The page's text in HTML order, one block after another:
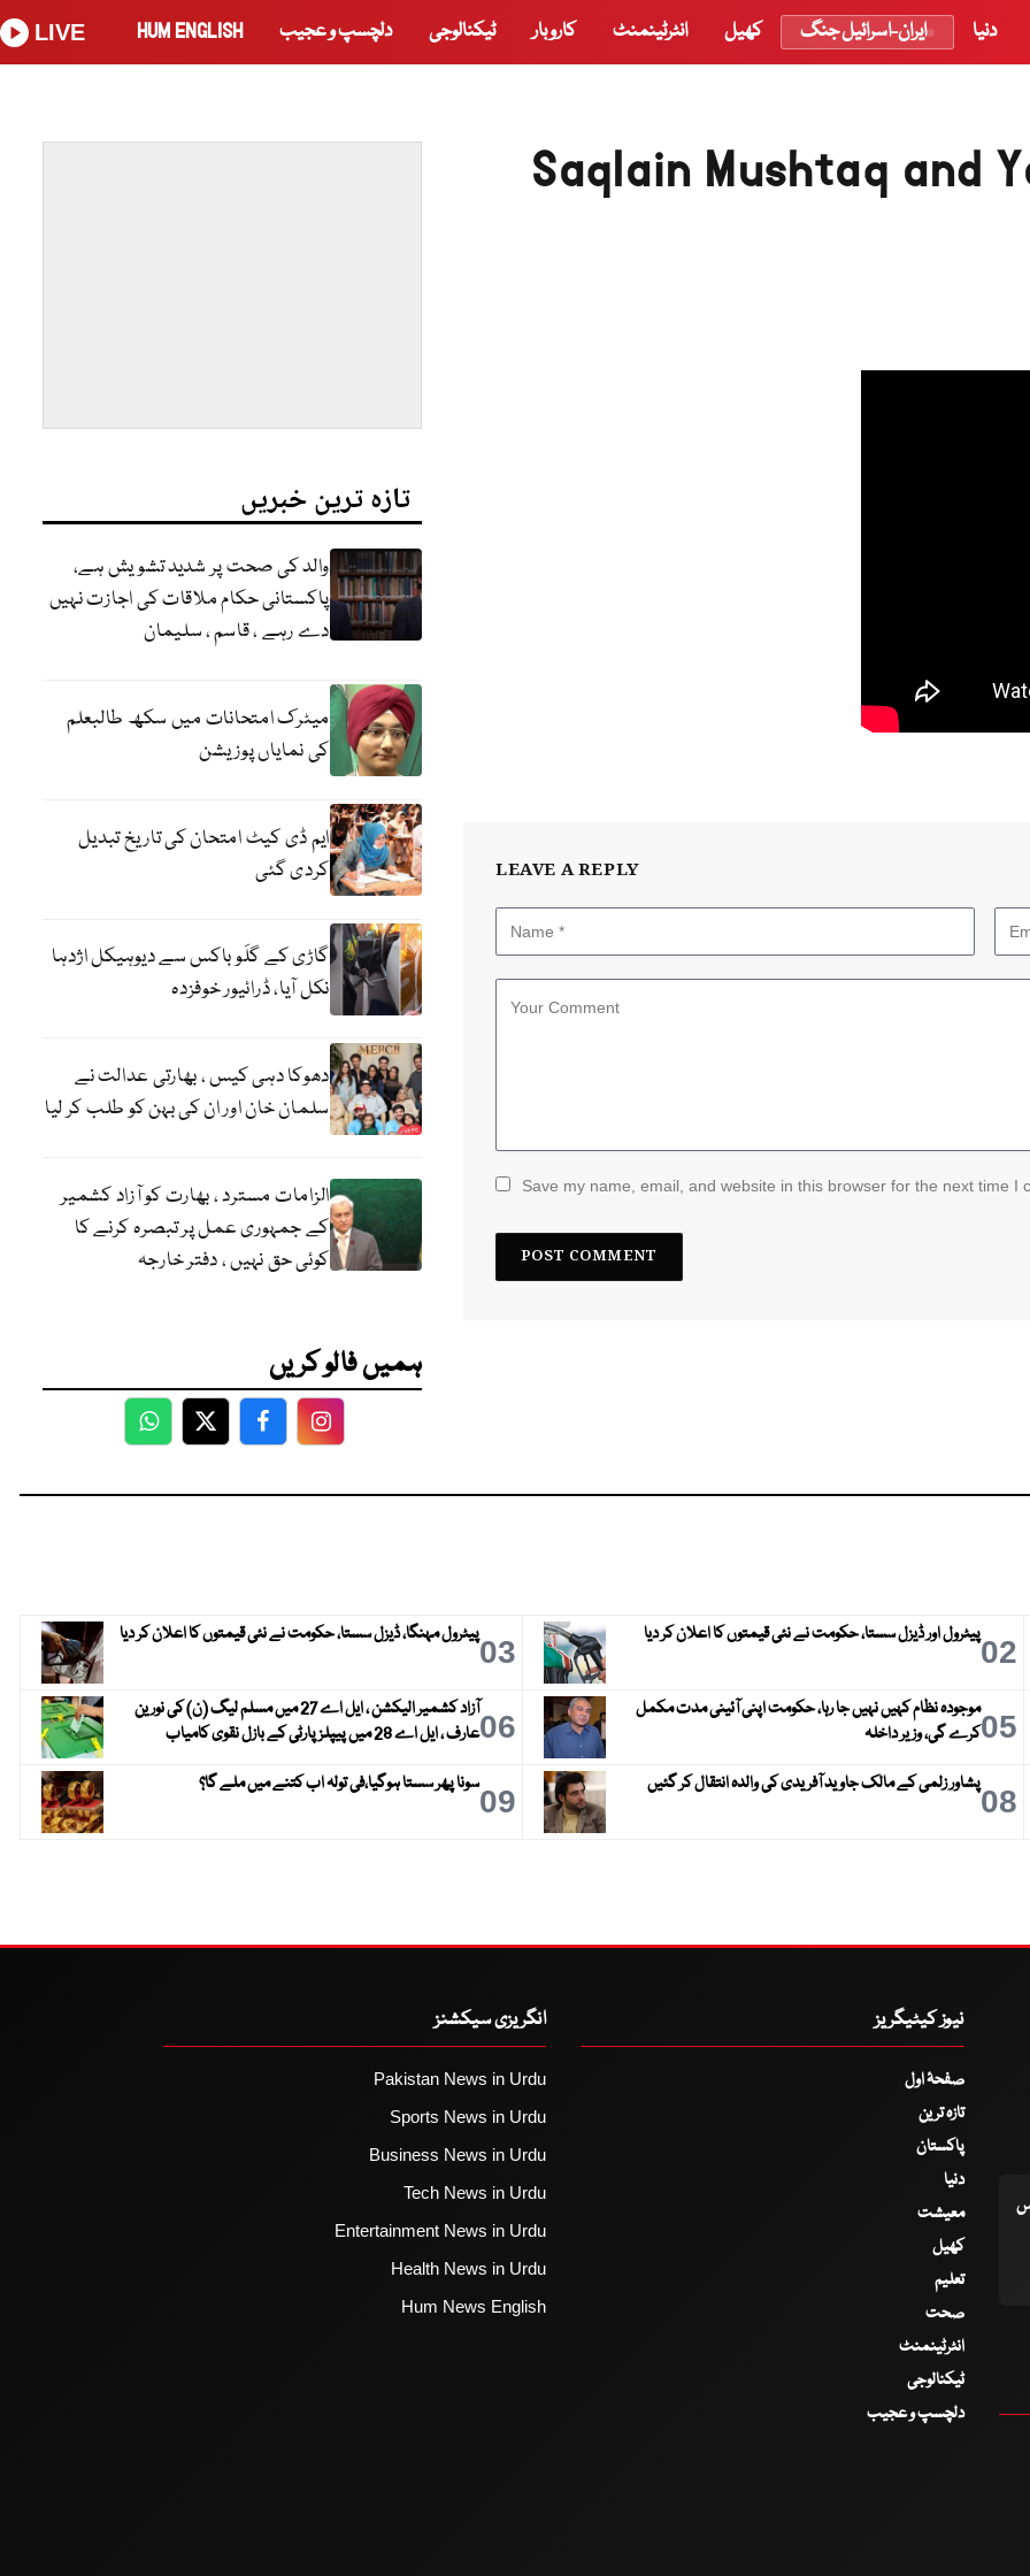
دنیا ایران-اسرائیل جنگ کھیل انٹرٹینمنٹ کاروبار ٹیکنالوجی دلچسپ و عجیب HUM ENGLISH
LIVE
Saqlain Mushtaq and
LEAVE A REPLY
Save my name, email, and website in this browser for the next time I
تازہ ترین خبریں
والد کی صحت پر شدید تشویش ہے،
پاکستانی حکام ملاقات کی اجازت نہیں
دے رہے ، قاسم ، سلیمان
میٹرک امتحانات میں سکھ طالبعلم
کی نمایاں پوزیشن
ایم ڈی کیٹ امتحان کی تاریخ تبدیل
کردی گئی
گاڑی کے گلَو باکس سے دیوہیکل اژدہا
نکل آیا، ڈرائیور خوفزدہ
دھوکا دہی کیس ، بھارتی عدالت نے
سلمان خان اور ان کی بہن کو طلب کر لیا
الزامات مسترد ، بھارت کو آزاد کشمیر
کے جمہوری عمل پر تبصرہ کرنے کا
کوئی حق نہیں ، دفتر خارجہ
ہمیں فالو کریں
WhatsApp
TwitterFacebookFacebook
02پیٹرول اور ڈیزل سستا، حکومت نے نئی قیمتوں کا اعلان کر دیا 03پیٹرول مہنگا، ڈیزل سستا، حکومت نے نئی قیمتوں کا اعلان کر دیا
05موجودہ نظام کہیں نہیں جا رہا، حکومت اپنی آئینی مدت مکمل
کرے گی، وزیر داخلہ
06
آزاد کشمیر الیکشن ، ایل اے 27 میں مسلم لیگ (ن) کی نورین
عارف ، ایل اے 28 میں پیپلز پارٹی کے بازل نقوی کامیاب
08پشاور زلمی کے مالک جاوید آفریدی کی والدہ انتقال کر گئیں 09سونا پھر سستا ہوگیا،فی تولہ اب کتنے میں ملے گا؟
نیوز کیٹیگریز
صفحۂ اول
تازہ ترین
پاکستان
دنیا
معیشت
کھیل
تعلیم
صحت
انٹرٹینمنٹ
ٹیکنالوجی
دلچسپ و عجیب
انگریزی سیکشنز
Pakistan News in Urdu
Sports News in Urdu
Business News in Urdu
Tech News in Urdu
Entertainment News in Urdu
Health News in Urdu
Hum News English